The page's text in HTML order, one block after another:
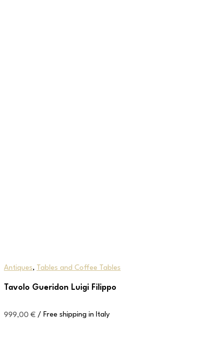
Antiques, Tables and Coffee Tables
Tavolo Gueridon Luigi Filippo
999,00 € / Free shipping in Italy